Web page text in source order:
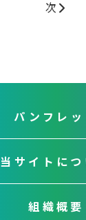
次
パンフレッ
当サイトにつ
組織概要